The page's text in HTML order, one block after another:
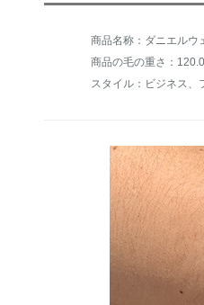
商品の毛の重さ：
スタイル：ビジネス、